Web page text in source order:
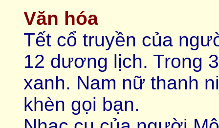
Văn hóa
Tết cổ truyền của
12 dương lịch. Trong
xanh. Nam nữ thanh
khèn gọi bạn.